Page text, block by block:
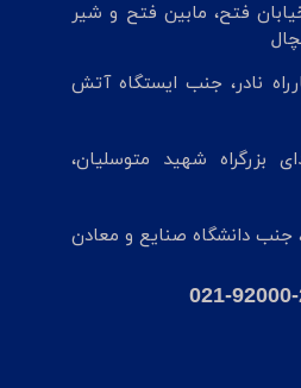
فتح، مابین فتح و شیر
نادر، جنب ایستگاه آتش
بزرگراه شهید متوسلیان،
جنب دانشگاه صنایع و معادن
021-